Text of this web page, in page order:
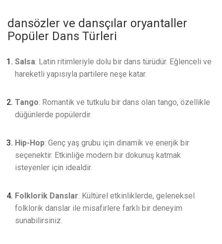
dansözler ve dansçılar oryantaller
Popüler Dans Türleri
Salsa: Latin ritimleriyle dolu bir dans türüdür. Eğlenceli ve
hareketli yapısıyla partilere neşe katar.
Tango: Romantik ve tutkulu bir dans olan tango, özellikle
düğünlerde popülerdir.
Hip-Hop: Genç yaş grubu için dinamik ve enerjik bir
seçenektir. Etkinliğe modern bir dokunuş katmak
isteyenler için idealdir.
Folklorik Danslar: Kültürel etkinliklerde, geleneksel
folklorik danslar ile misafirlere farklı bir deneyim
sunabilirsiniz.